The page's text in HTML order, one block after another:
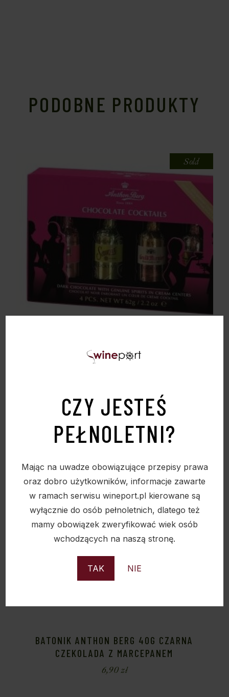
CZY JESTEŚ
PEŁNOLETNI?
Mając na uwadze obowiązujące przepisy prawa
oraz dobro użytkowników, informacje zawarte
w ramach serwisu wineport.pl kierowane są
wyłącznie do osób pełnoletnich, dlatego też
mamy obowiązek zweryfikować wiek osób
wchodzących na naszą stronę.
TAK NIE
PODOBNE PRODUKTY
Sold
ANTHON BERG – BUTELECZKI CZEKOLADOWE
Z KOKTAILAMI ALKOHOLOWYMI 65G
BATONIK ANTHON BERG 40G CZARNA
CZEKOLADA Z MARCEPANEM
6,90zł